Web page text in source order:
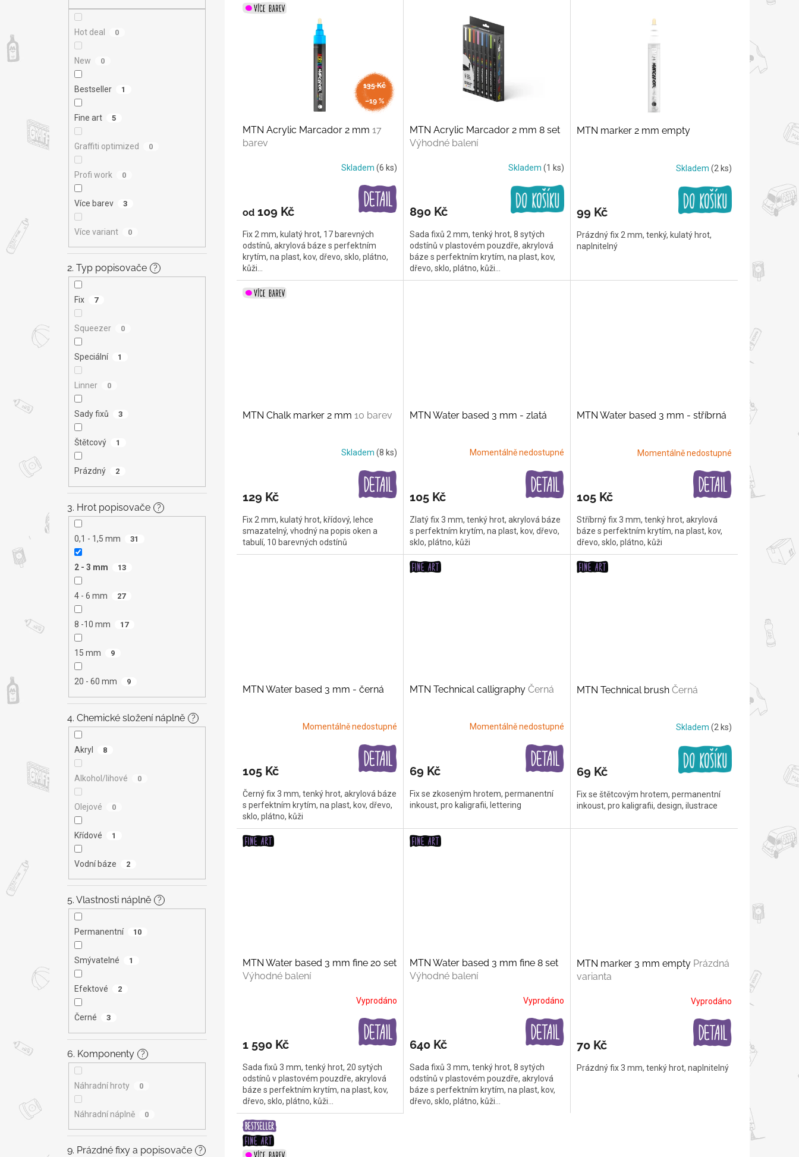
Hot deal 0
New 0
Bestseller 1
Fine art 5
Graffiti optimized 0
Profi work 0
Více barev 3
Více variant 0
2. Typ popisovače ?
Fix 7
Squeezer 0
Speciální 1
Linner 0
Sady fixů 3
Štětcový 1
Prázdný 2
3. Hrot popisovače ?
0,1 - 1,5 mm 31
2 - 3 mm 13
4 - 6 mm 27
8 -10 mm 17
15 mm 9
20 - 60 mm 9
4. Chemické složení náplně ?
Akryl 8
Alkohol/lihové 0
Olejové 0
Křídové 1
Vodní báze 2
5. Vlastnosti náplně ?
Permanentní 10
Smývatelné 1
Efektové 2
Černé 3
6. Komponenty ?
Náhradní hroty 0
Náhradní náplně 0
9. Prázdné fixy a popisovače ?
135 Kč
–19 %
MTN Acrylic Marcador 2 mm 17
barev
Skladem (6 ks)
od 109 Kč
Fix 2 mm, kulatý hrot, 17 barevných
odstínů, akrylová báze s perfektním
krytím, na plast, kov, dřevo, sklo, plátno,
kůži...
MTN Acrylic Marcador 2 mm 8 set
Výhodné balení
Skladem (1 ks)
890 Kč
Sada fixů 2 mm, tenký hrot, 8 sytých
odstínů v plastovém pouzdře, akrylová
báze s perfektním krytím, na plast, kov,
dřevo, sklo, plátno, kůži...
MTN marker 2 mm empty
Skladem (2 ks)
99 Kč
Prázdný fix 2 mm, tenký, kulatý hrot,
naplnitelný
MTN Chalk marker 2 mm 10 barev
Skladem (8 ks)
129 Kč
Fix 2 mm, kulatý hrot, křídový, lehce
smazatelný, vhodný na popis oken a
tabulí, 10 barevných odstínů
MTN Water based 3 mm - zlatá
Momentálně nedostupné
105 Kč
Zlatý fix 3 mm, tenký hrot, akrylová báze
s perfektním krytím, na plast, kov, dřevo,
sklo, plátno, kůži
MTN Water based 3 mm - stříbrná
Momentálně nedostupné
105 Kč
Stříbrný fix 3 mm, tenký hrot, akrylová
báze s perfektním krytím, na plast, kov,
dřevo, sklo, plátno, kůži
MTN Water based 3 mm - černá
Momentálně nedostupné
105 Kč
Černý fix 3 mm, tenký hrot, akrylová báze
s perfektním krytím, na plast, kov, dřevo,
sklo, plátno, kůži
MTN Technical calligraphy Černá
Momentálně nedostupné
69 Kč
Fix se zkoseným hrotem, permanentní
inkoust, pro kaligrafii, lettering
MTN Technical brush Černá
Skladem (2 ks)
69 Kč
Fix se štětcovým hrotem, permanentní
inkoust, pro kaligrafii, design, ilustrace
MTN Water based 3 mm fine 20 set
Výhodné balení
Vyprodáno
1 590 Kč
Sada fixů 3 mm, tenký hrot, 20 sytých
odstínů v plastovém pouzdře, akrylová
báze s perfektním krytím, na plast, kov,
dřevo, sklo, plátno, kůži...
MTN Water based 3 mm fine 8 set
Výhodné balení
Vyprodáno
640 Kč
Sada fixů 3 mm, tenký hrot, 8 sytých
odstínů v plastovém pouzdře, akrylová
báze s perfektním krytím, na plast, kov,
dřevo, sklo, plátno, kůži...
MTN marker 3 mm empty Prázdná
varianta
Vyprodáno
70 Kč
Prázdný fix 3 mm, tenký hrot, naplnitelný